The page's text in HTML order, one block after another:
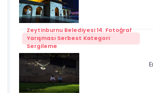
Zeytinburnu Belediyesi 14. Fotoğraf
Yarışması Serbest Kategori
Sergileme